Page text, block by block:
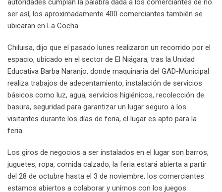
autoridades cumplan la palabra dada a los comerciantes de no
ser así, los aproximadamente 400 comerciantes también se
ubicaran en La Cocha.
Chiluisa, dijo que el pasado lunes realizaron un recorrido por el
espacio, ubicado en el sector de El Niágara, tras la Unidad
Educativa Barba Naranjo, donde maquinaria del GAD-Municipal
realiza trabajos de adecentamiento, instalación de servicios
básicos como luz, agua, servicios higiénicos, recolección de
basura, seguridad para garantizar un lugar seguro a los
visitantes durante los días de feria, el lugar es apto para la
feria.
Los giros de negocios a ser instalados en el lugar son barros,
juguetes, ropa, comida calzado, la feria estará abierta a partir
del 28 de octubre hasta el 3 de noviembre, los comerciantes
estamos abiertos a colaborar y unirnos con los juegos